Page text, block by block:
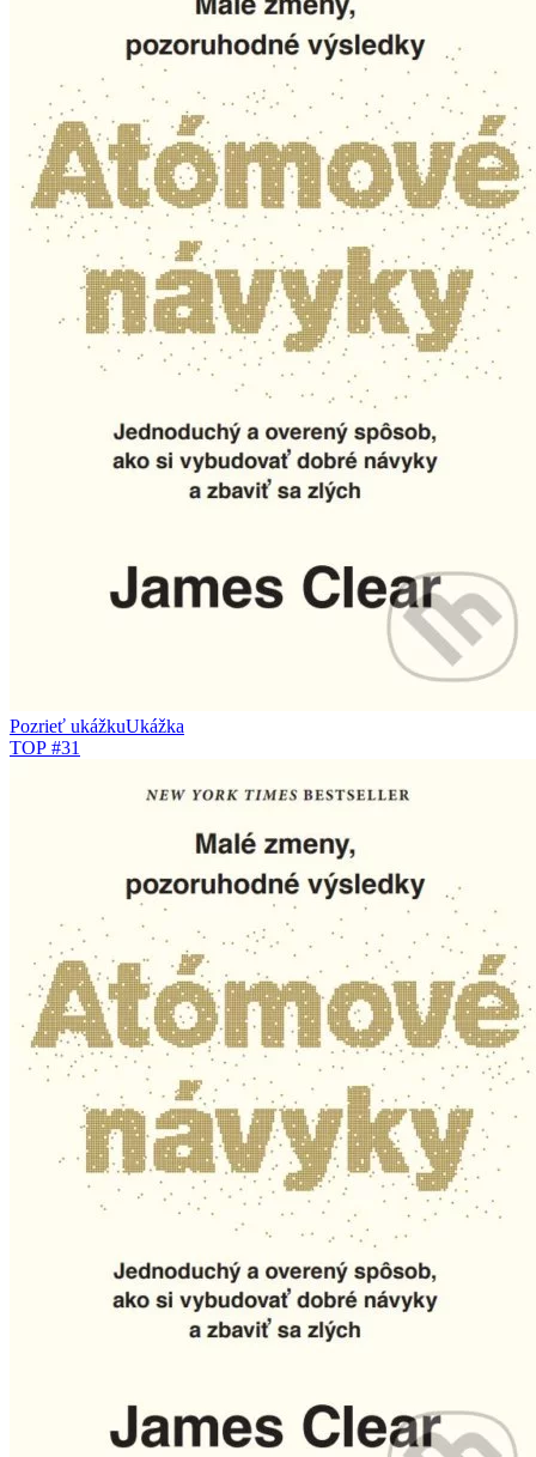
Pozrieť ukážkuUkážka
TOP #31